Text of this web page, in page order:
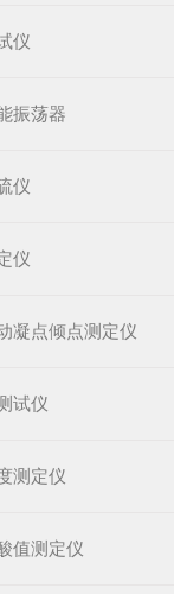
仪
振荡器
仪
仪
凝点倾点测定仪
试仪
测定仪
值测定仪